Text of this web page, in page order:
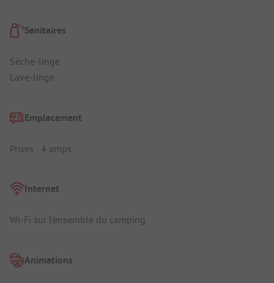
Sanitaires
Sèche-linge
Lave-linge
Emplacement
Prises : 4 amps
Internet
Wi-Fi sur l'ensemble du camping
Animations